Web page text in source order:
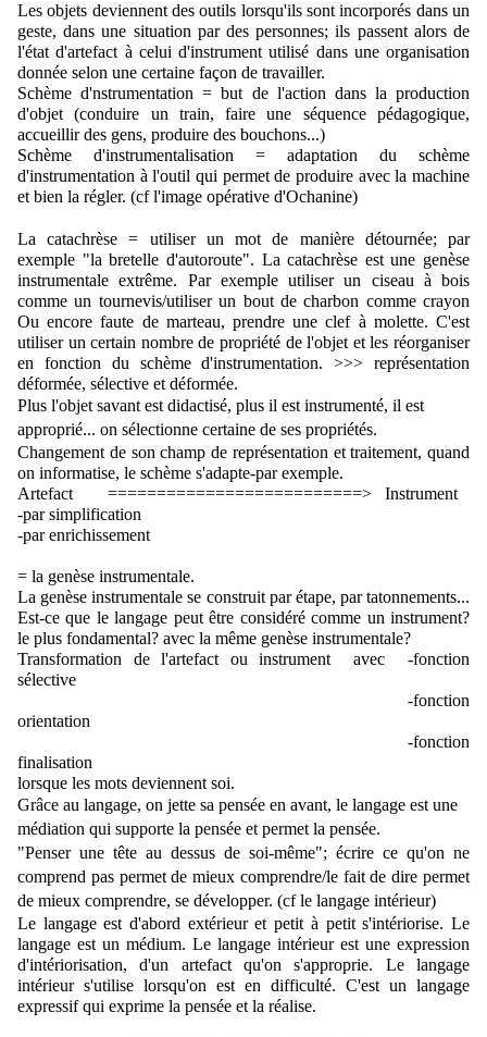
Les objets deviennent des outils lorsqu'ils sont incorporés dans un
geste, dans une situation par des personnes; ils passent alors de
l'état d'artefact à celui d'instrument utilisé dans une organisation
donnée selon une certaine façon de travailler.
Schème d'nstrumentation = but de l'action dans la production
d'objet (conduire un train, faire une séquence pédagogique,
accueillir des gens, produire des bouchons...)
Schème d'instrumentalisation = adaptation du schème
d'instrumentation à l'outil qui permet de produire avec la machine
et bien la régler. (cf l'image opérative d'Ochanine)
La catachrèse = utiliser un mot de manière détournée; par
exemple "la bretelle d'autoroute". La catachrèse est une genèse
instrumentale extrême. Par exemple utiliser un ciseau à bois
comme un tournevis/utiliser un bout de charbon comme crayon
Ou encore faute de marteau, prendre une clef à molette. C'est
utiliser un certain nombre de propriété de l'objet et les réorganiser
en fonction du schème d'instrumentation. >>> représentation
déformée, sélective et déformée.
Plus l'objet savant est didactisé, plus il est instrumenté, il est
approprié... on sélectionne certaine de ses propriétés.
Changement de son champ de représentation et traitement, quand
on informatise, le schème s'adapte-par exemple.
Artefact        ==========================>   Instrument
-par simplification
-par enrichissement
= la genèse instrumentale.
Est-ce que le langage peut être considéré comme un instrument?
le plus fondamental? avec la même genèse instrumentale?
Transformation de l'artefact ou instrument  avec  -fonction
sélective
-fonction
orientation
-fonction
finalisation
lorsque les mots deviennent soi.
Grâce au langage, on jette sa pensée en avant, le langage est une
médiation qui supporte la pensée et permet la pensée.
"Penser une tête au dessus de soi-même"; écrire ce qu'on ne
comprend pas permet de mieux comprendre/le fait de dire permet
de mieux comprendre, se développer. (cf le langage intérieur)
Le langage est d'abord extérieur et petit à petit s'intériorise. Le
langage est un médium. Le langage intérieur est une expression
d'intériorisation, d'un artefact qu'on s'approprie. Le langage
intérieur s'utilise lorsqu'on est en difficulté. C'est un langage
expressif qui exprime la pensée et la réalise.